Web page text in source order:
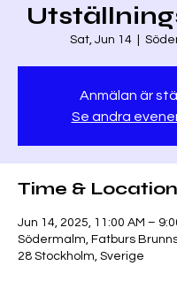
Sat, Jun 14
Anmälan är
Se andra
Time & Location
Jun 14, 2025, 11:00 AM –
Södermalm, Fatburs
28 Stockholm, Sverige